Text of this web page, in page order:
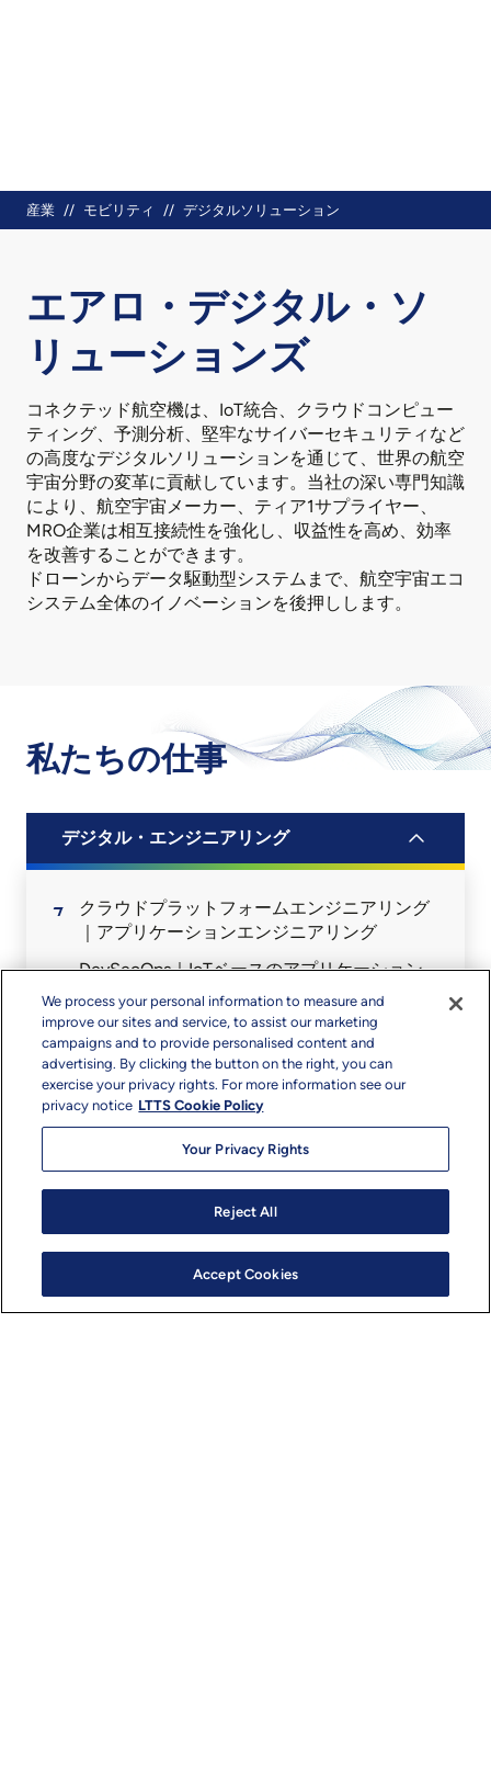
パンくず
産業 モビリティ デジタルソリューション
エアロ・デジタル・ソ
リューションズ
コネクテッド航空機は、IoT統合、クラウドコンピュー
ティング、予測分析、堅牢なサイバーセキュリティなど
の高度なデジタルソリューションを通じて、世界の航空
宇宙分野の変革に貢献しています。当社の深い専門知識
により、航空宇宙メーカー、ティア1サプライヤー、
MRO企業は相互接続性を強化し、収益性を高め、効率
を改善することができます。
ドローンからデータ駆動型システムまで、航空宇宙エコ
システム全体のイノベーションを後押しします。
私たちの仕事
デジタル・エンジニアリング
クラウドプラットフォームエンジニアリング
｜アプリケーションエンジニアリング
DevSecOps｜IoTベースのアプリケーション
デザイン＆コンサルタント
人工知能
専門知識
We process your personal information to measure and
improve our sites and service, to assist our marketing
campaigns and to provide personalised content and
advertising. By clicking the button on the right, you can
exercise your privacy rights. For more information see our
privacy notice LTTS Cookie Policy
Your Privacy Rights
Reject All
Accept Cookies